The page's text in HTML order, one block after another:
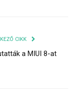
CIKK
a MIUI 8-at